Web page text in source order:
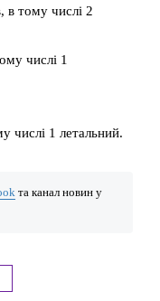
в тому числі 2
числі 1
числі 1 летальний.
та канал новин у